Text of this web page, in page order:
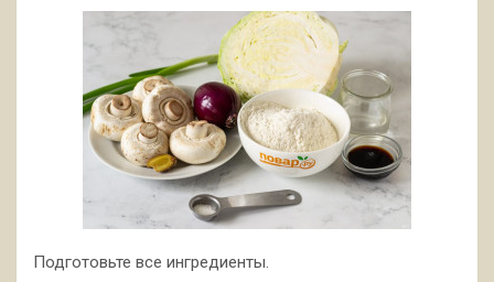
Подготовьте все ингредиенты.